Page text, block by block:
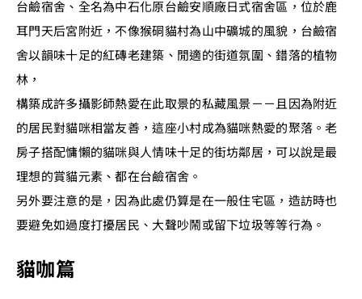
台鹼宿舍、全名為中石化原台鹼安順廠日式宿舍區，位於鹿
耳門天后宮附近，不像猴硐貓村為山中礦城的風貌，台鹼宿
舍以韻味十足的紅磚老建築、閒適的街道氛圍、錯落的植物
林，
構築成許多攝影師熱愛在此取景的私藏風景－－且因為附近
的居民對貓咪相當友善，這座小村成為貓咪熱愛的聚落。老
房子搭配慵懶的貓咪與人情味十足的街坊鄰居，可以說是最
理想的賞貓元素、都在台鹼宿舍。
另外要注意的是，因為此處仍算是在一般住宅區，造訪時也
要避免如過度打擾居民、大聲吵鬧或留下垃圾等等行為。
貓咖篇